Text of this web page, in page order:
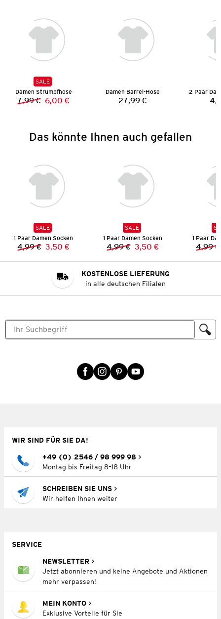
SALE
Damen Strumpfhose
Vorheriger Preis:
7,99 € Neuer Preis:
6,00 €
Damen Barrel-Hose
Preis:
27,99 €
Das könnte Ihnen auch gefallen
SALE
1 Paar Damen Socken
Vorheriger Preis:
4,99 € Neuer Preis:
3,50 €
SALE
1 Paar Damen Socken
Vorheriger Preis:
4,99 € Neuer Preis:
3,50 €
1 Paar
4,99 €
KOSTENLOSE LIEFERUNG
in alle deutschen Filialen
WIR SIND FÜR SIE DA!
+49 (0) 2546 / 98 999 98
Montag bis Freitag 8–18 Uhr
SCHREIBEN SIE UNS
Wir helfen Ihnen weiter
SERVICE
NEWSLETTER
Jetzt abonnieren und keine Angebote und Aktionen
mehr verpassen!
MEIN KONTO
Exklusive Vorteile für Sie